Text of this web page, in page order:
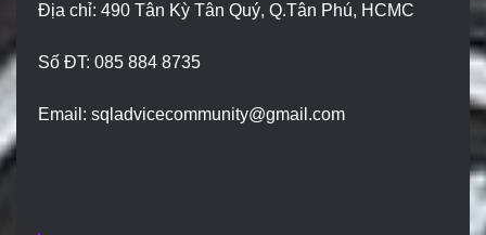
Địa chỉ: 490 Tân Kỳ Tân Quý, Q.Tân Phú, HCMC
Số ĐT: 085 884 8735
Email:sqladvicecommunity@gmail.com